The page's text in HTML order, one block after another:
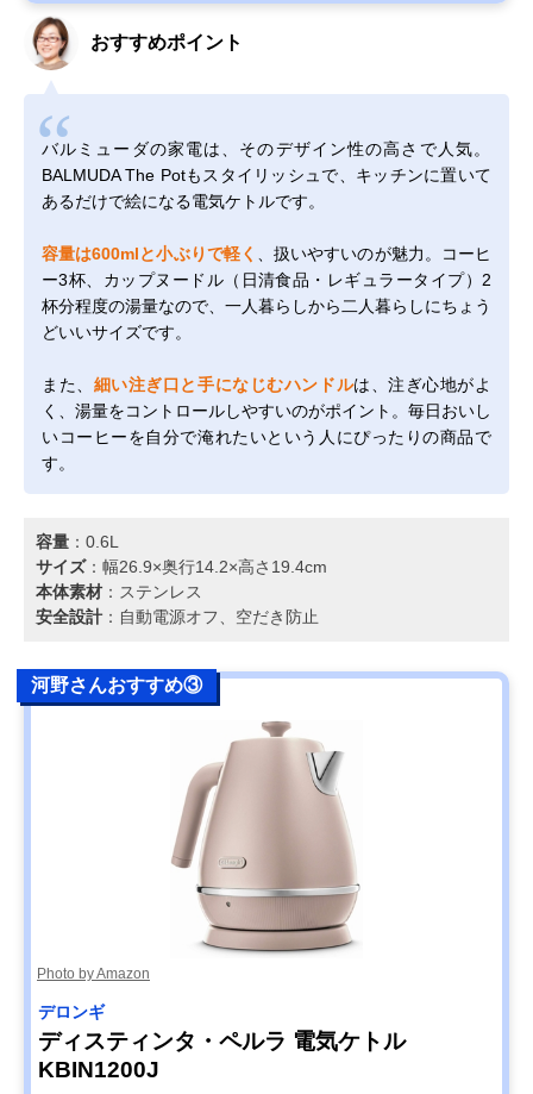
おすすめポイント
バルミューダの家電は、そのデザイン性の高さで人気。
BALMUDA The Potもスタイリッシュで、キッチンに置いて
あるだけで絵になる電気ケトルです。
容量は600mlと小ぶりで軽く
、扱いやすいのが魅力。コーヒ
ー3杯、カップヌードル（日清食品・レギュラータイプ）2
杯分程度の湯量なので、一人暮らしから二人暮らしにちょう
どいいサイズです。
また、 細い注ぎ口と手になじむハンドルは、注ぎ心地がよ
く、湯量をコントロールしやすいのがポイント。毎日おいし
いコーヒーを自分で淹れたいという人にぴったりの商品で
す。
容量 ：0.6L
サイズ：幅26.9×奥行14.2×高さ19.4cm
本体素材 ：ステンレス
安全設計 ：自動電源オフ、空だき防止
河野さんおすすめ③
Photo by Amazon
デロンギ
ディスティンタ・ペルラ 電気ケトル
KBIN1200J